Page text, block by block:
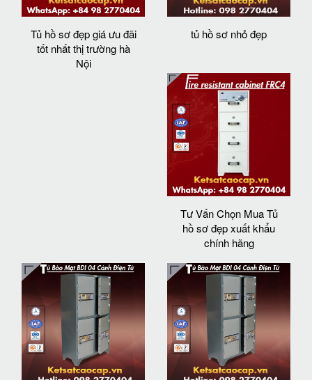
Tủ hồ sơ đẹp giá ưu đãi
tốt nhất thị trường hà
Nội
tủ hồ sơ nhỏ đẹp
Tư Vấn Chọn Mua Tủ
hồ sơ đẹp xuất khẩu
chính hãng